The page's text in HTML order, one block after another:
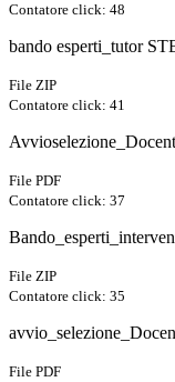
Contatore click: 48
bando esperti_tutor
File ZIP
Contatore click: 41
File PDF
Contatore click: 37
File ZIP
Contatore click: 35
File PDF